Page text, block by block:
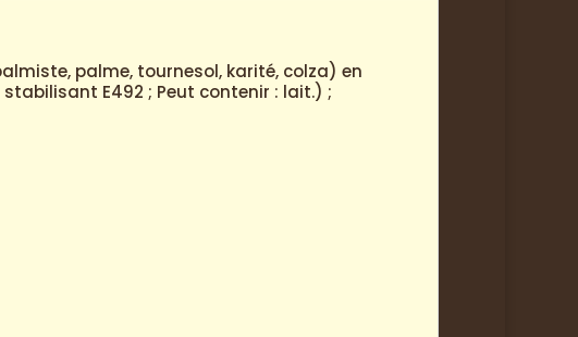
palme, tournesol, karité, colza) en
E492 ; Peut contenir : lait.) ;